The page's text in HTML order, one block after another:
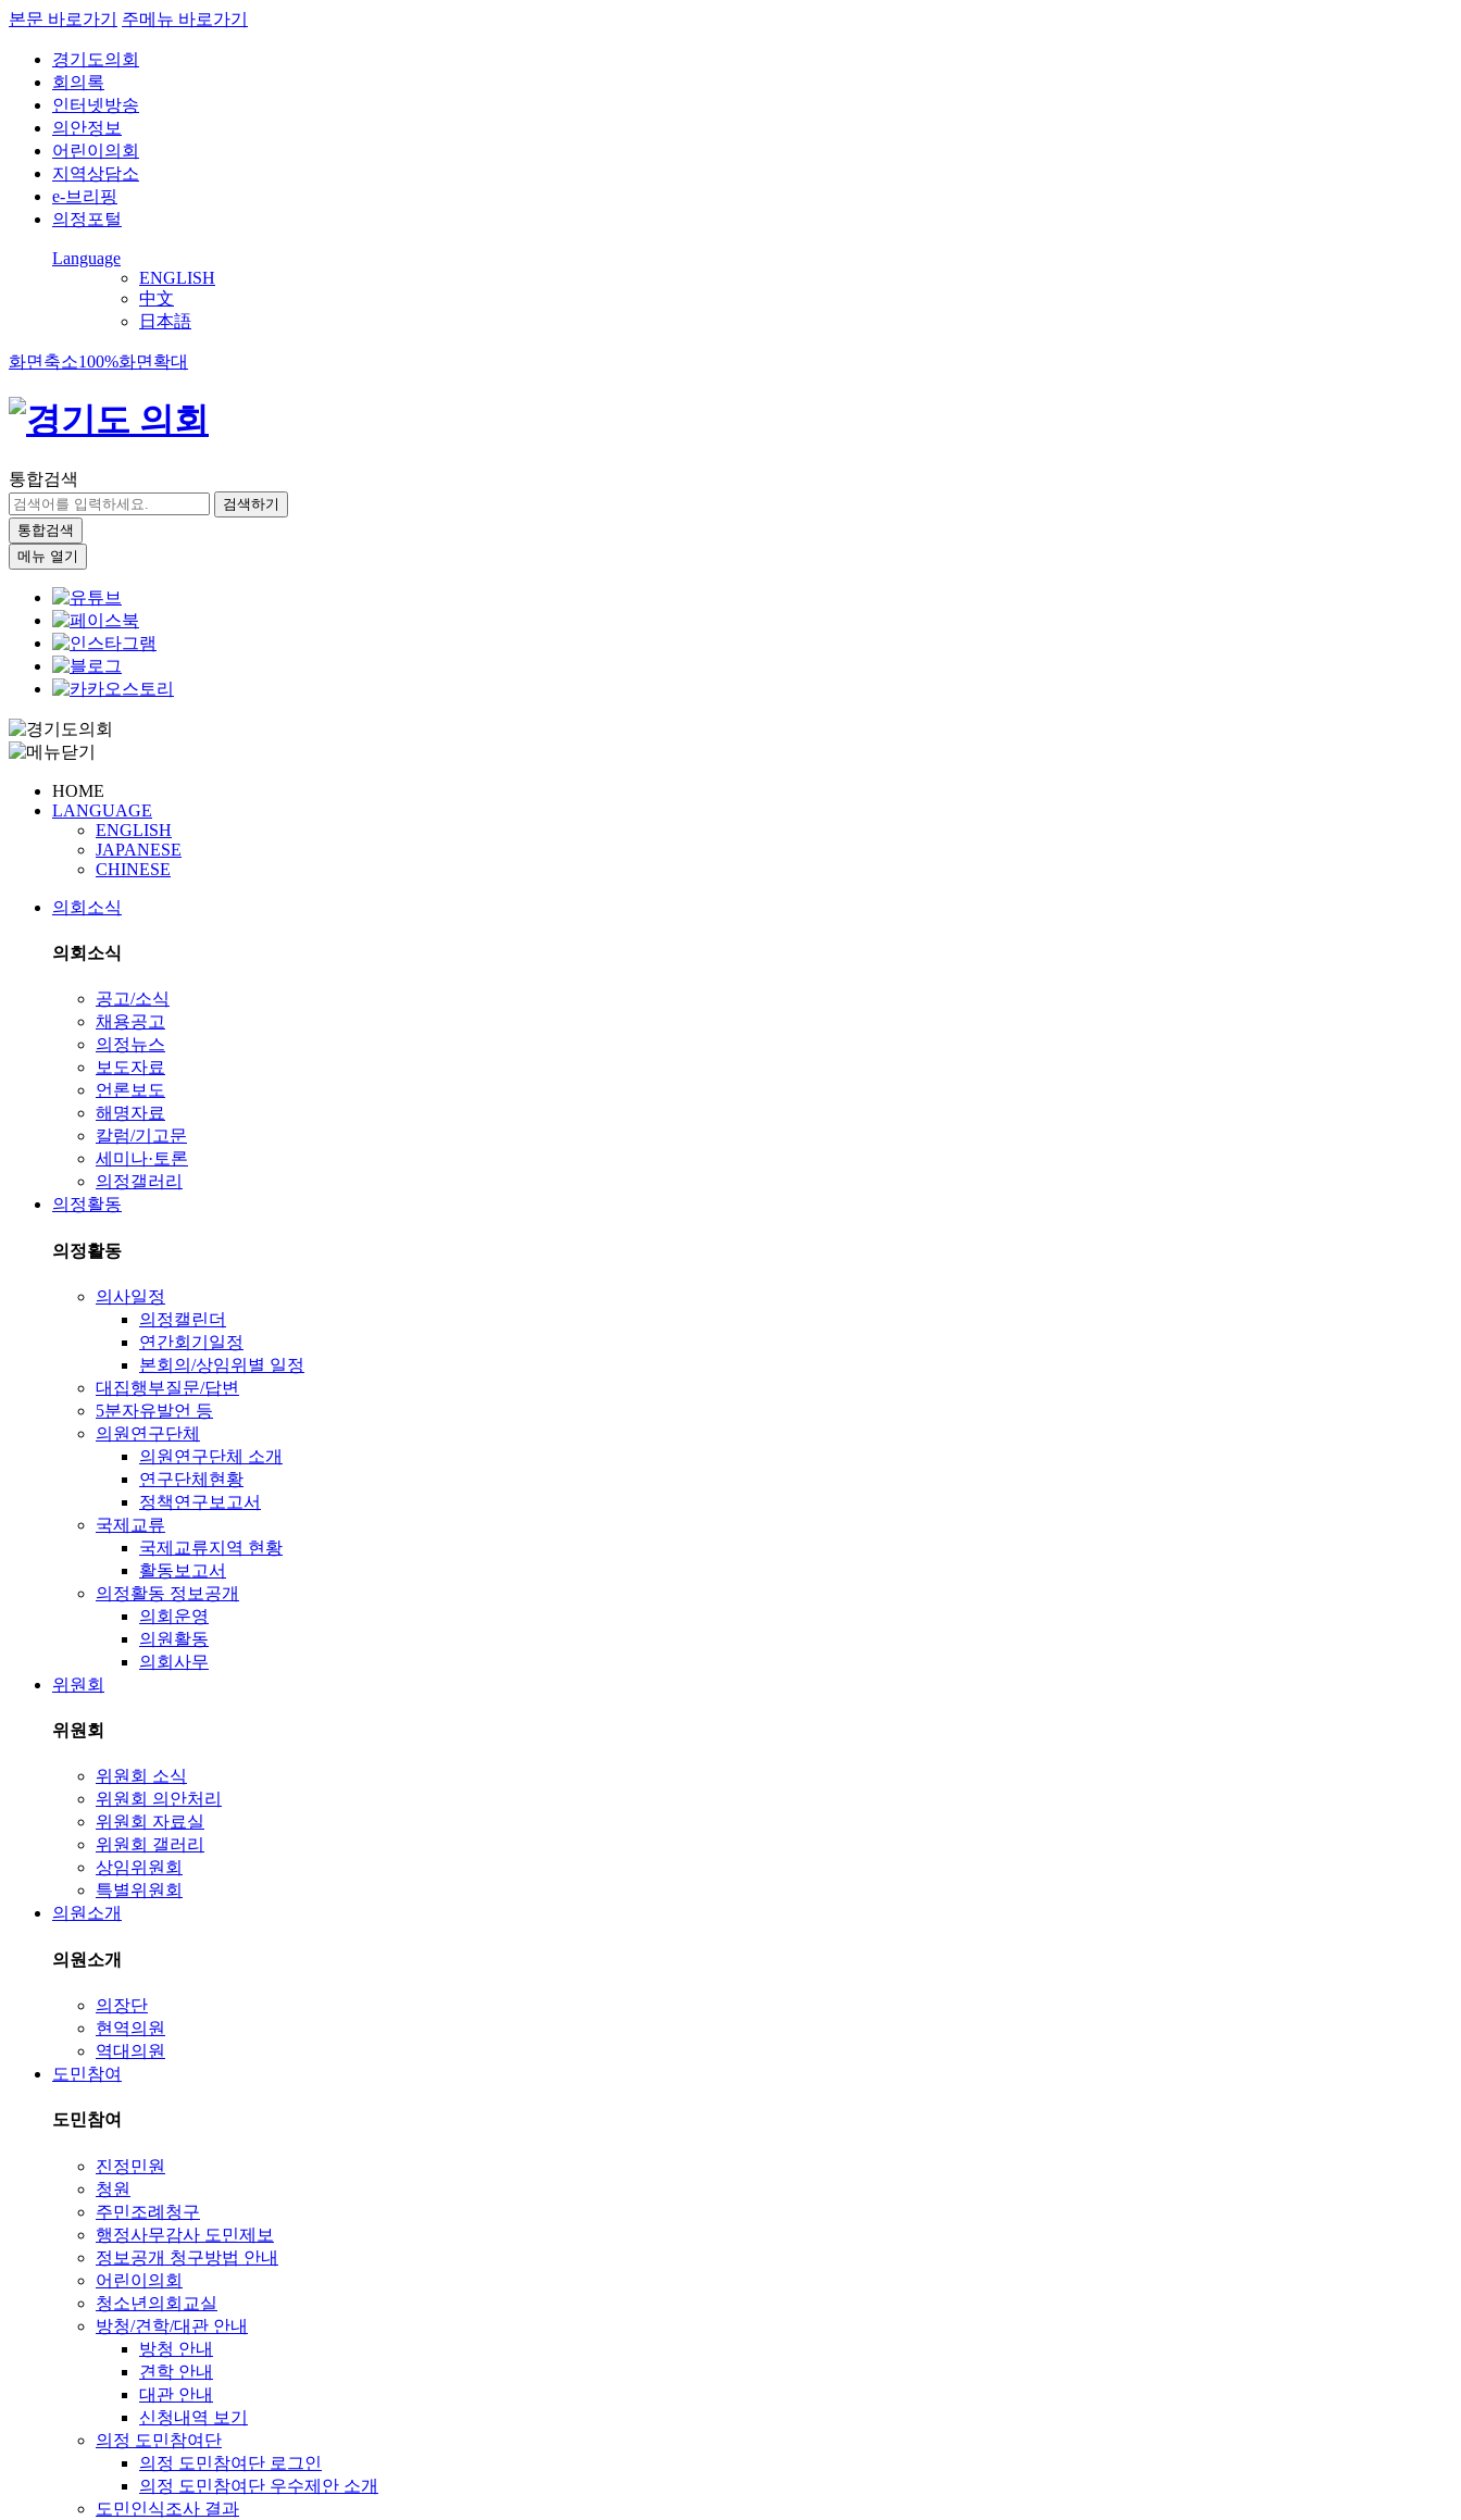
본문 바로가기 주메뉴 바로가기
경기도의회
회의록
인터넷방송
의안정보
어린이의회
지역상담소
e-브리핑
의정포털
Language
ENGLISH
中文
日本語
화면축소100%화면확대
통합검색
검색하기
통합검색
메뉴 열기
HOME
LANGUAGE
ENGLISH
JAPANESE
CHINESE
의회소식
의회소식
공고/소식
채용공고
의정뉴스
보도자료
언론보도
해명자료
칼럼/기고문
세미나·토론
의정갤러리
의정활동
의정활동
의사일정
의정캘린더
연간회기일정
본회의/상임위별 일정
대집행부질문/답변
5분자유발언 등
의원연구단체
의원연구단체 소개
연구단체현황
정책연구보고서
국제교류
국제교류지역 현황
활동보고서
의정활동 정보공개
의회운영
의원활동
의회사무
위원회
위원회
위원회 소식
위원회 의안처리
위원회 자료실
위원회 갤러리
상임위원회
특별위원회
의원소개
의원소개
의장단
현역의원
역대의원
도민참여
도민참여
진정민원
청원
주민조례청구
행정사무감사 도민제보
정보공개 청구방법 안내
어린이의회
청소년의회교실
방청/견학/대관 안내
방청 안내
견학 안내
대관 안내
신청내역 보기
의정 도민참여단
의정 도민참여단 로그인
의정 도민참여단 우수제안 소개
도민인식조사 결과